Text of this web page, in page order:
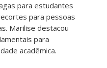
para estudantes
para pessoas
Marilise destacou
para
acadêmica.